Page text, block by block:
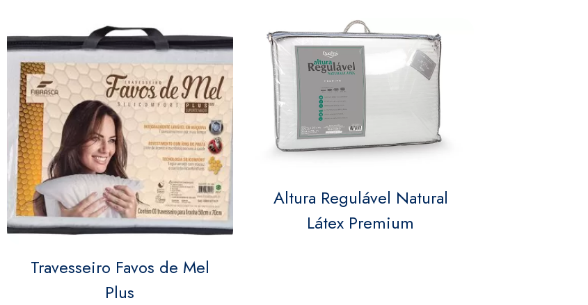
Travesseiro Favos de Mel
Plus
Altura Regulável Natural
Látex Premium